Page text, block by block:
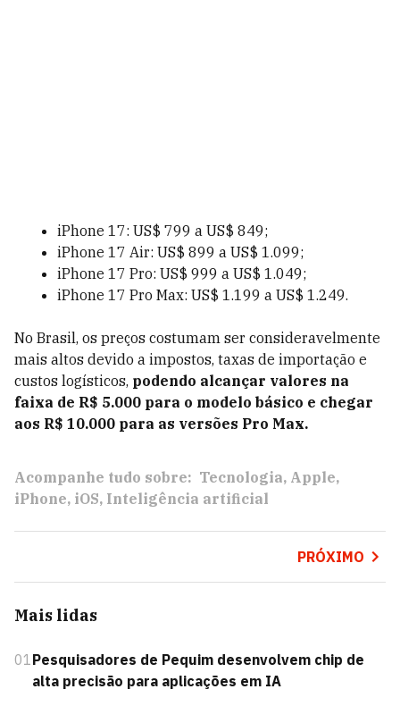
iPhone 17: US$ 799 a US$ 849;
iPhone 17 Air: US$ 899 a US$ 1.099;
iPhone 17 Pro: US$ 999 a US$ 1.049;
iPhone 17 Pro Max: US$ 1.199 a US$ 1.249.
No Brasil, os preços costumam ser consideravelmente
mais altos devido a impostos, taxas de importação e
custos logísticos, podendo alcançar valores na
faixa de R$ 5.000 para o modelo básico e chegar
aos R$ 10.000 para as versões Pro Max.
Acompanhe tudo sobre: Tecnologia Apple
iPhone iOS Inteligência artificial
PRÓXIMO
Mais lidas
01 Pesquisadores de Pequim desenvolvem chip de
alta precisão para aplicações em IA